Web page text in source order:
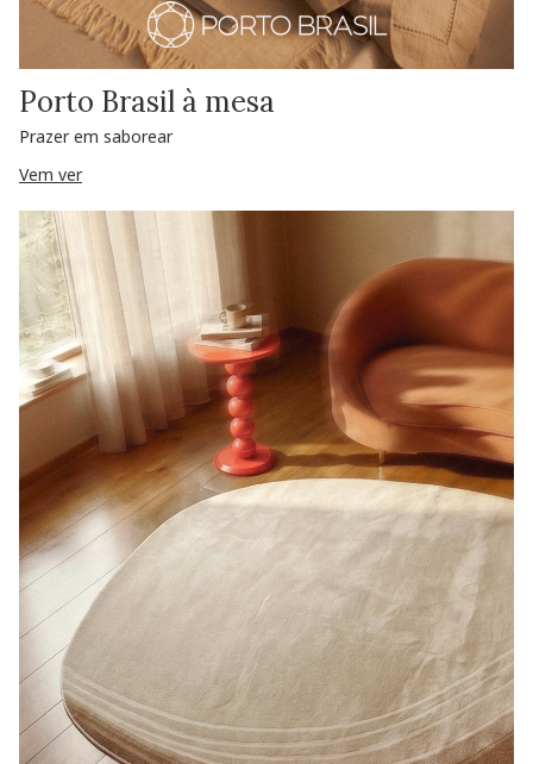
Porto Brasil à mesa
Prazer em saborear
Vem ver